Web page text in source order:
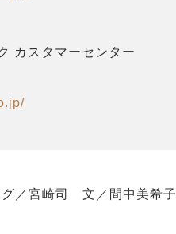
カスタマーセンター
／宮崎司 文／間中美希子